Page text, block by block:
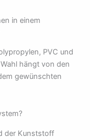
in einem
PVC und
hängt von den
gewünschten
der Kunststoff